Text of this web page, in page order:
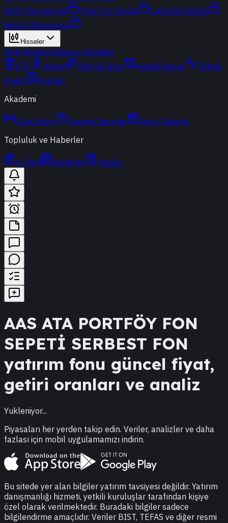
Akıllı Para Sinyali
Ters Fon Arama
Çakışma Analizi
Sektör Rotasyonu
Hisseler
Yerli HisselerYabancı Hisseler
ETF
Kripto Altın & Döviz Vadeli Piyasa
Teknik
Analiz
Araçlar
Akademi
Canlı Yayın Geçmiş Yayınlar
Yayın Takvimi
Topluluk ve Haberler
t-Chat Haberler Yazılar
AAS ATA PORTFÖY FON
SEPETİ SERBEST FON
yatırım fonu güncel fiyat,
getiri oranları ve analiz
Yukleniyor...
Piyasaları her yerden takip edin. Veriler, analizler ve daha
fazlası için mobil uygulamamızı indirin.
Bu sitede yer alan bilgiler yatırım tavsiyesi değildir. Yatırım
danışmanlığı hizmeti, yetkili kuruluşlar tarafından kişiye
özel olarak verilmektedir. Buradaki bilgiler sadece
bilgilendirme amaçlıdır. Veriler BIST, TEFAS ve diğer resmi